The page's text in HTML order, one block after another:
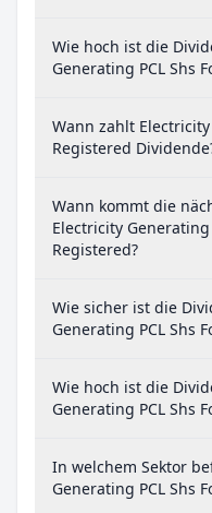
Wie hoch ist die
Generating PCL Shs
Wann zahlt
Registered
Wann kommt die
Electricity Generating
Registered?
Wie sicher ist die
Generating PCL Shs
Wie hoch ist die
Generating PCL Shs
In welchem Sektor
Generating PCL Shs